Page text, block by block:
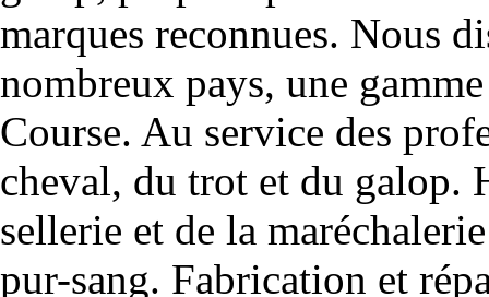
marques reconnues. Nous
nombreux pays, une
Course. Au service des
cheval, du trot et du galop.
sellerie et de la
pur-sang. Fabrication et